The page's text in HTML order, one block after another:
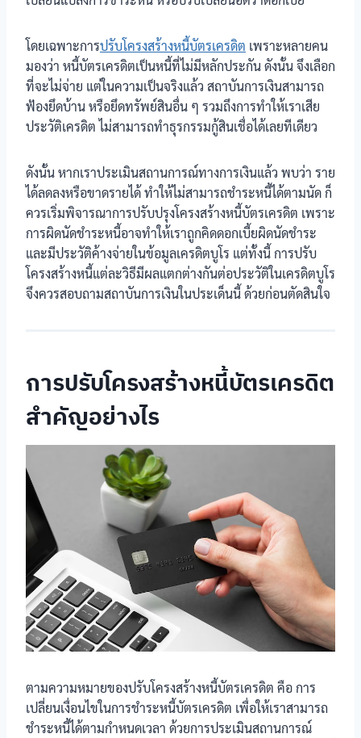
โดยเฉพาะการปรับโครงสร้างหนี้บัตรเครดิต เพราะหลายคน
มองว่า หนี้บัตรเครดิตเป็นหนี้ที่ไม่มีหลักประกัน ดังนั้น จึงเลือก
ที่จะไม่จ่าย แต่ในความเป็นจริงแล้ว สถาบันการเงินสามารถ
ฟ้องยึดบ้าน หรือยึดทรัพย์สินอื่น ๆ รวมถึงการทำให้เราเสีย
ประวัติเครดิต ไม่สามารถทำธุรกรรมกู้สินเชื่อได้เลยทีเดียว
ดังนั้น หากเราประเมินสถานการณ์ทางการเงินแล้ว พบว่า ราย
ได้ลดลงหรือขาดรายได้ ทำให้ไม่สามารถชำระหนี้ได้ตามนัด ก็
ควรเริ่มพิจารณาการปรับปรุงโครงสร้างหนี้บัตรเครดิต เพราะ
การผิดนัดชำระหนี้อาจทำให้เราถูกคิดดอกเบี้ยผิดนัดชำระ
และมีประวัติค้างจ่ายในข้อมูลเครดิตบูโร แต่ทั้งนี้ การปรับ
โครงสร้างหนี้แต่ละวิธีมีผลแตกต่างกันต่อประวัติในเครดิตบูโร
จึงควรสอบถามสถาบันการเงินในประเด็นนี้ ด้วยก่อนตัดสินใจ
การปรับโครงสร้างหนี้บัตรเครดิต
สำคัญอย่างไร
ตามความหมายของปรับโครงสร้างหนี้บัตรเครดิต คือ การ
เปลี่ยนเงื่อนไขในการชำระหนี้บัตรเครดิต เพื่อให้เราสามารถ
ชำระหนี้ได้ตามกำหนดเวลา ด้วยการประเมินสถานการณ์